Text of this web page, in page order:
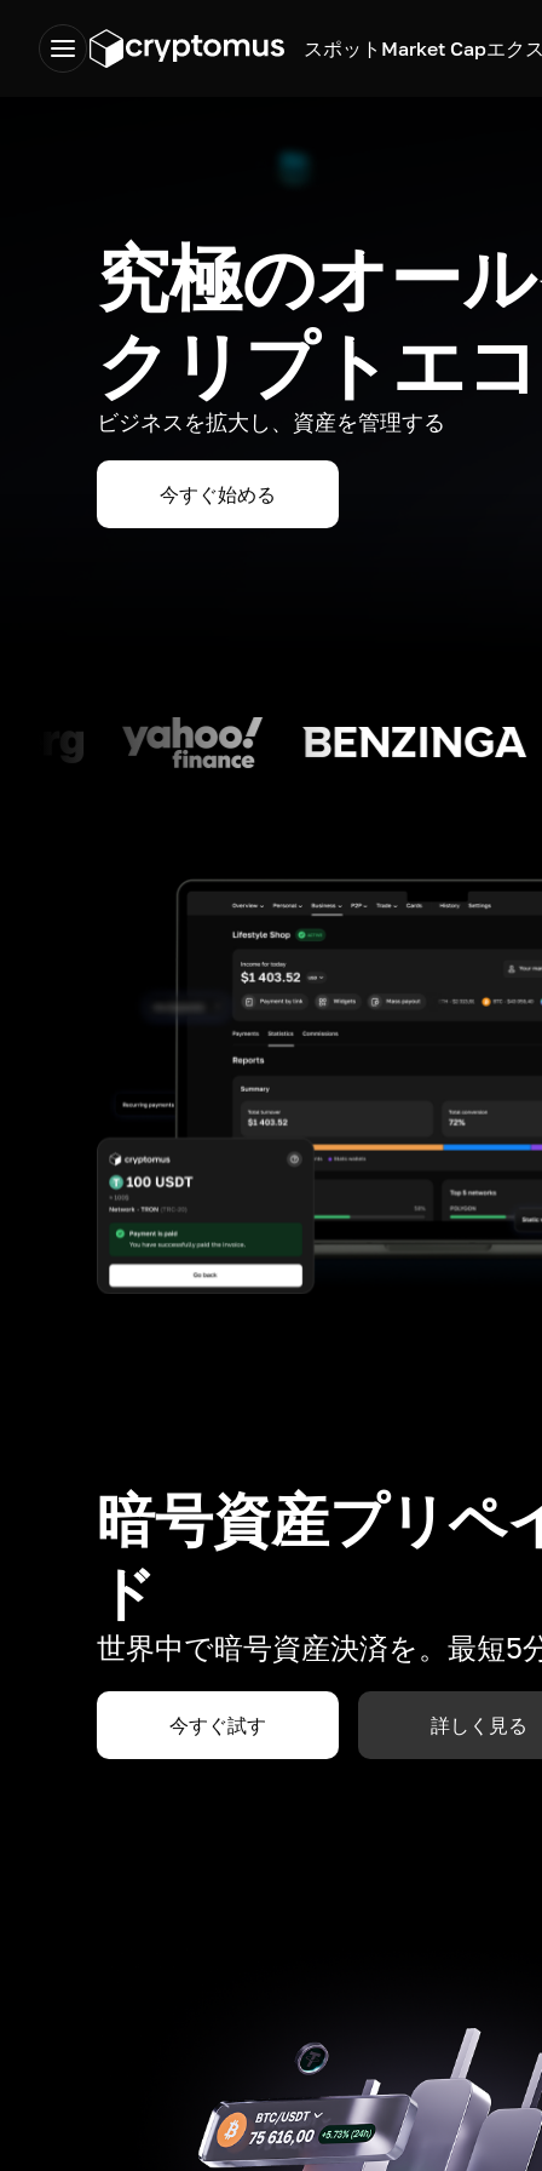
スポット Market Capエク
究極のオー
クリプトエ
ビジネスを拡大し、資産を管理する
今すぐ始める
暗号資産プリペ
ド
世界中で暗号資産決済を。最短5
今すぐ試す 詳しく見る